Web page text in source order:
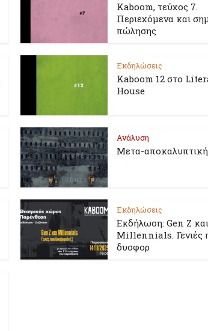
Kaboom, τεύχος 7.
Περιεχόμενα και
πώλησης
Εκδηλώσεις
Kaboom 12 στο
House
Ανάλυση
Μετα-
Εκδηλώσεις
Εκδήλωση: Gen Z και
Millennials. Γενιές
δυσφορ